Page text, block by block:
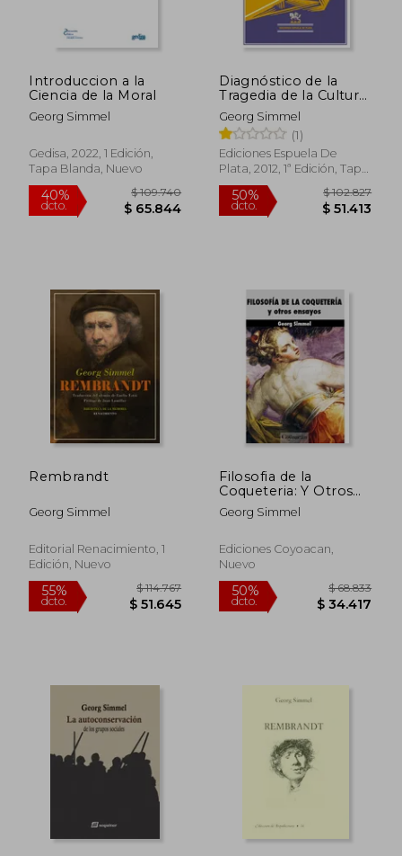
55%
dcto.
55%
dcto.
Introduccion a la
Ciencia de la Moral
Georg Simmel
Gedisa, 2022, 1 Edición,
Tapa Blanda, Nuevo
Diagnóstico de la
Tragedia de la Cultura
Moderna (Biblioteca
Filosófica)
Georg Simmel
(1)
Ediciones Espuela De
Plata, 2012, 1ª Edición, Tapa
Blanda, Nuevo
Rembrandt
Georg Simmel
Editorial Renacimiento, 1
Edición, Nuevo
Filosofia de la
Coqueteria: Y Otros
Ensayos
Georg Simmel
Ediciones Coyoacan,
Nuevo